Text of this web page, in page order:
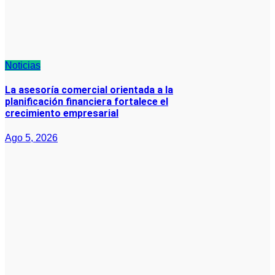
Noticias
La asesoría comercial orientada a la
planificación financiera fortalece el
crecimiento empresarial
Ago 5, 2026